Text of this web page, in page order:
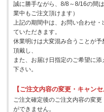
誠に勝手ながら、8/8～8/16の間
業中もご注文頂けます）
上記の期間中は、お問い合わせ
ていただきます。
休業明けは大変混み合うことが
頂戴し、
また、お届け日指定のご希望に
下さい。
【ご注文内容の変更・キャン
ご注文確定後のご注文内容の変
ができません。